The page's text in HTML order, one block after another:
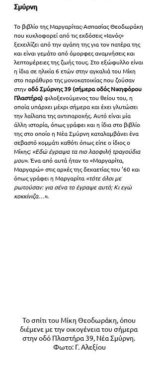
Σμύρνη
Το βιβλίο της Μαργαρίτας-Ασπασίας Θεοδωράκη
που κυκλοφορεί από τις εκδόσεις «Ιανός»
ξεχειλίζει από την αγάπη της για τον πατέρα της
και είναι γεμάτο από όμορφες αναμνήσεις και
λεπτομέρειες της ζωής τους. Στο εξώφυλλο είναι
η ίδια σε ηλικία 6 ετών στην αγκαλιά του Μίκη
στο παράθυρο της μονοκατοικίας που ζούσαν
στην οδό Σμύρνης 39 (σήμερα οδός Νικηφόρου
Πλαστήρα) φιλοξενούμενος του θείου του, η
οποία υπάρχει μέχρι σήμερα και έχει γλυτώσει
την λαίλαπα της αντιπαροχής. Αυτό είναι μία
άλλη ιστορία, όπως γράφει και η ίδια στο βιβλίο
της στο οποίο η Νέα Σμύρνη καταλαμβάνει ένα
σεβαστό κομμάτι καθότι όπως είπε ο ίδιος ο
Μίκης: «Εδώ έγραψα τα πιο λαοφιλή τραγούδια
μου». Ένα από αυτά ήταν το «Μαργαρίτα,
Μαργαρώ» στις αρχές της δεκαετίας του ’60 και
όπως γράφει η Μαργαρίτα «τότε όλοι με
ρωτούσαν: για σένα το έγραψε αυτό; Κι εγώ
κοκκίνιζα…».
Το σπίτι του Μίκη Θεοδωράκη, όπου
διέμενε με την οικογένεια του σήμερα
στην οδό Πλαστήρα 39, Νέα Σμύρνη.
Φωτο: Γ. Αλεξίου